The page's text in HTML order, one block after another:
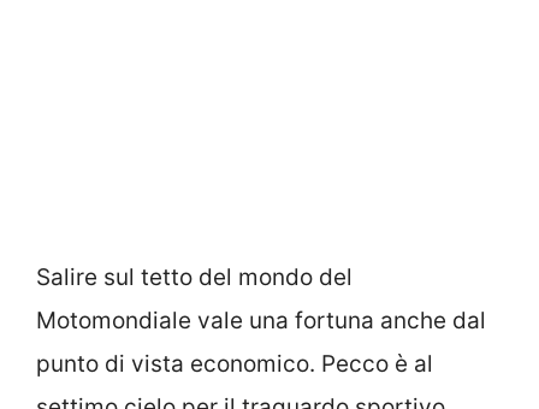
Salire sul tetto del mondo del
Motomondiale vale una fortuna anche dal
punto di vista economico. Pecco è al